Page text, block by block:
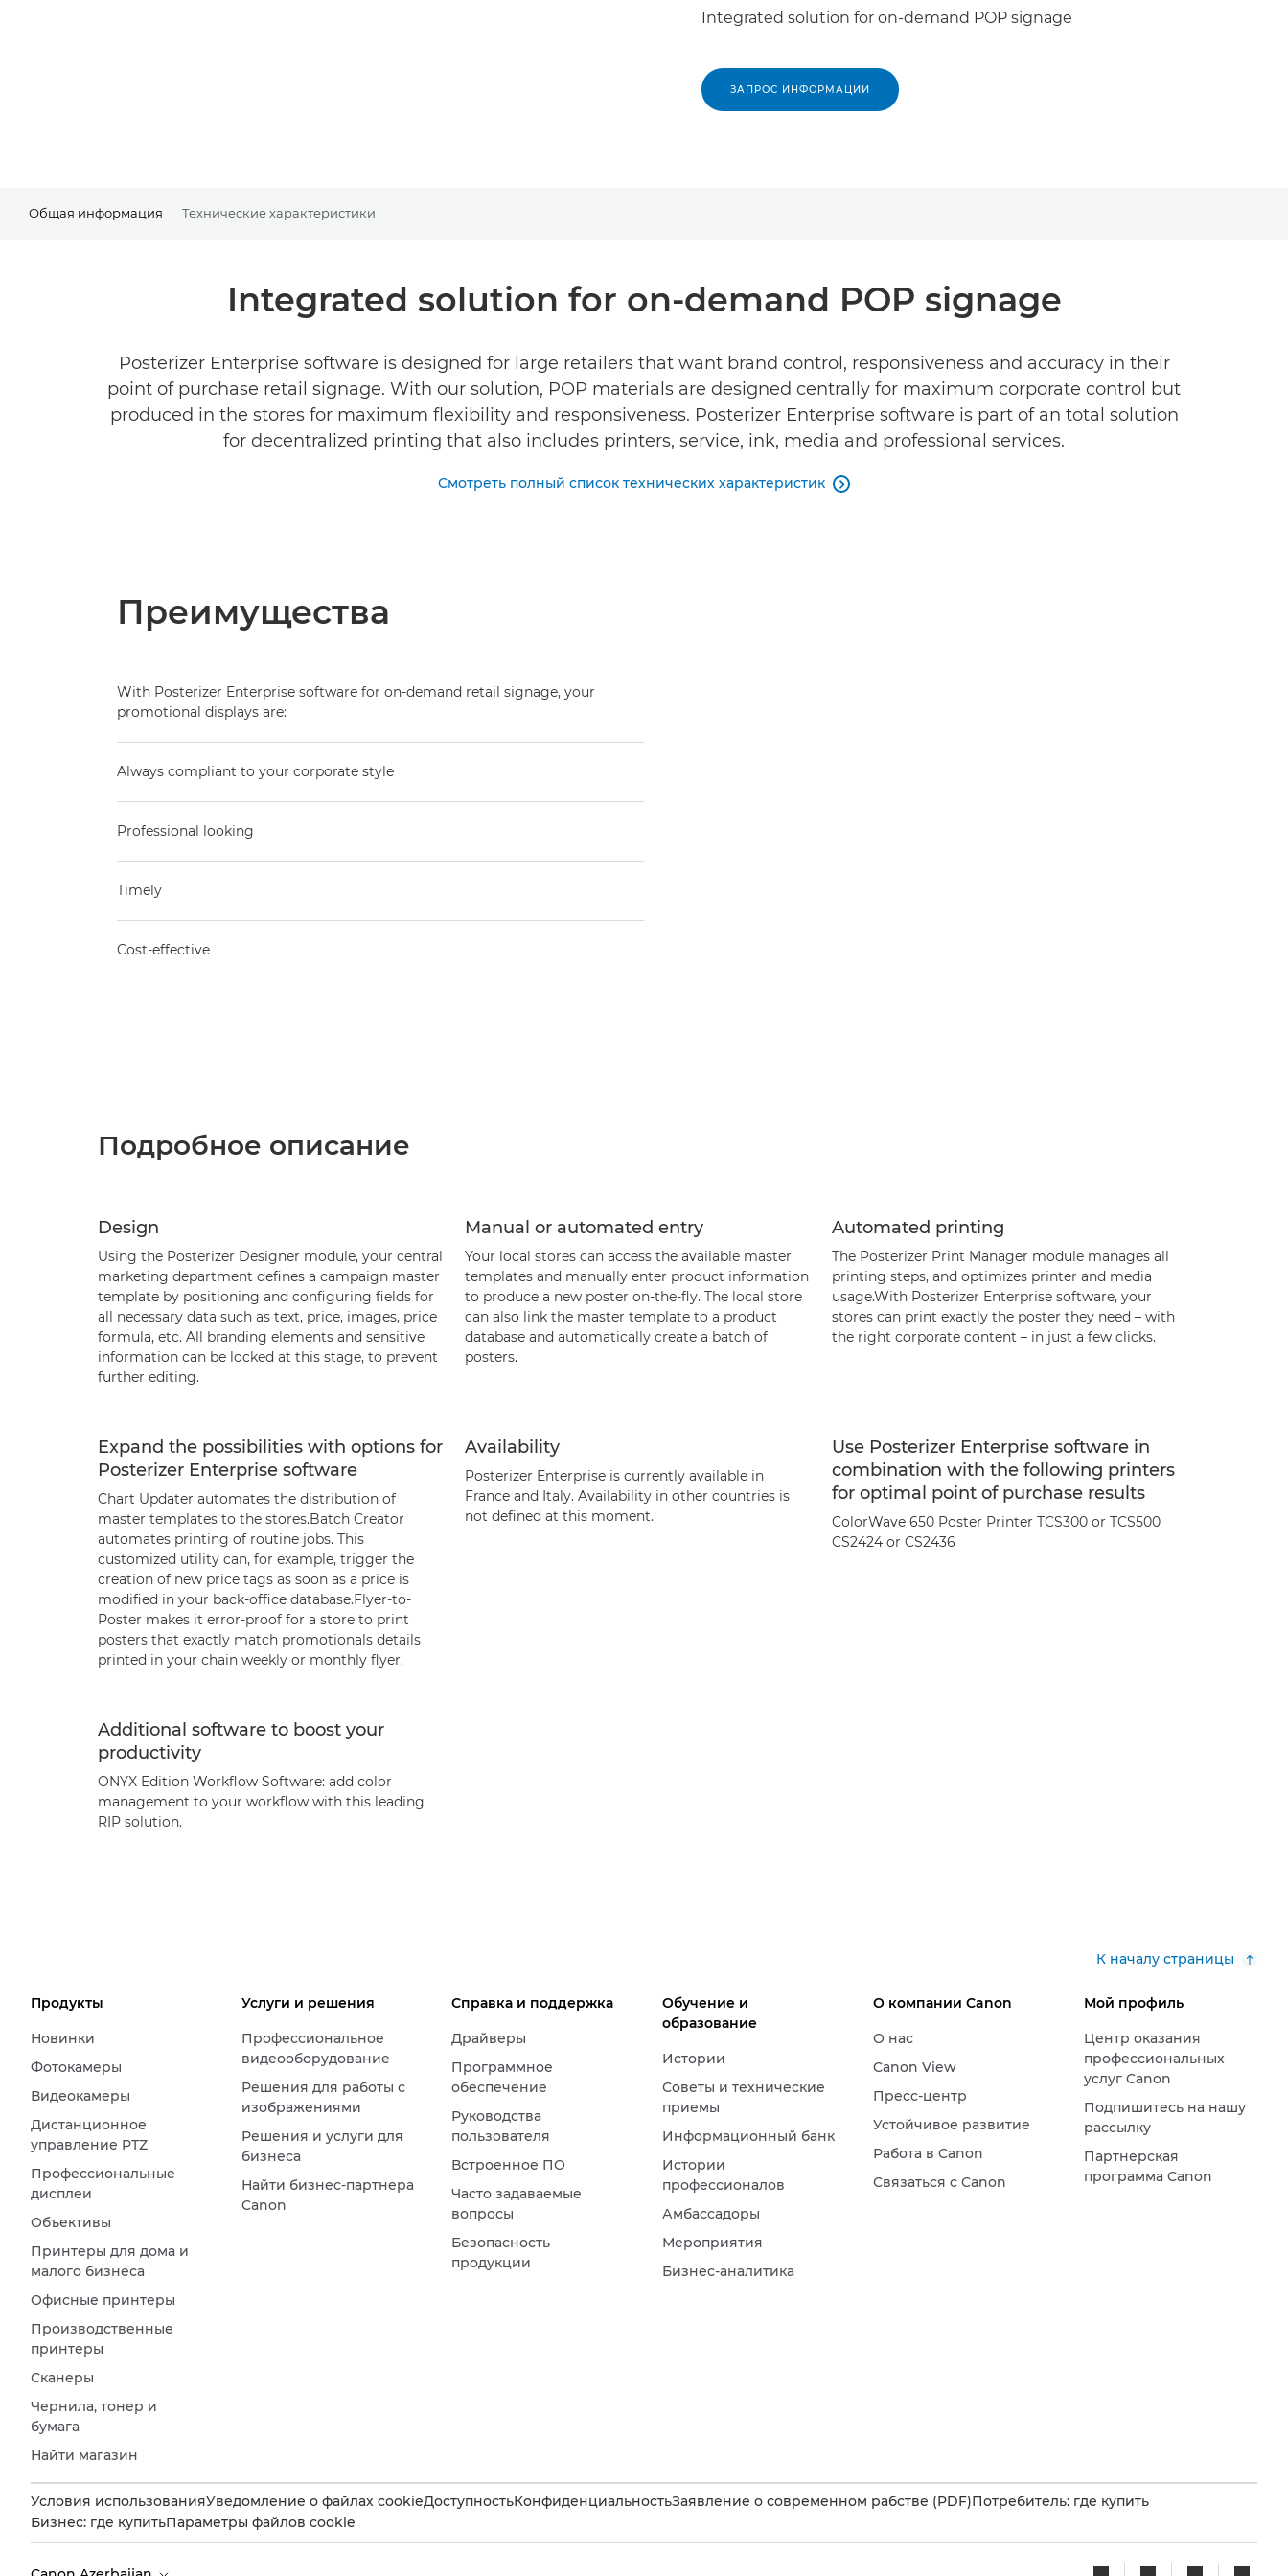
Integrated solution for on-demand POP signage
ЗАПРОС ИНФОРМАЦИИ
Общая информация Технические характеристики
Integrated solution for on-demand POP signage
Posterizer Enterprise software is designed for large retailers that want brand control, responsiveness and accuracy in their
point of purchase retail signage. With our solution, POP materials are designed centrally for maximum corporate control but
produced in the stores for maximum flexibility and responsiveness. Posterizer Enterprise software is part of an total solution
for decentralized printing that also includes printers, service, ink, media and professional services.
Смотреть полный список технических характеристик 
Преимущества
With Posterizer Enterprise software for on-demand retail signage, your
promotional displays are:
Always compliant to your corporate style
Professional looking
Timely
Cost-effective
Подробное описание
Design
Using the Posterizer Designer module, your central
marketing department defines a campaign master
template by positioning and configuring fields for
all necessary data such as text, price, images, price
formula, etc. All branding elements and sensitive
information can be locked at this stage, to prevent
further editing.
Manual or automated entry
Your local stores can access the available master
templates and manually enter product information
to produce a new poster on-the-fly. The local store
can also link the master template to a product
database and automatically create a batch of
posters.
Automated printing
The Posterizer Print Manager module manages all
printing steps, and optimizes printer and media
usage.With Posterizer Enterprise software, your
stores can print exactly the poster they need – with
the right corporate content – in just a few clicks.
Expand the possibilities with options for
Posterizer Enterprise software
Chart Updater automates the distribution of
master templates to the stores.Batch Creator
automates printing of routine jobs. This
customized utility can, for example, trigger the
creation of new price tags as soon as a price is
modified in your back-office database.Flyer-to-
Poster makes it error-proof for a store to print
posters that exactly match promotionals details
printed in your chain weekly or monthly flyer.
Availability
Posterizer Enterprise is currently available in
France and Italy. Availability in other countries is
not defined at this moment.
Use Posterizer Enterprise software in
combination with the following printers
for optimal point of purchase results
ColorWave 650 Poster Printer TCS300 or TCS500
CS2424 or CS2436
Additional software to boost your
productivity
ONYX Edition Workflow Software: add color
management to your workflow with this leading
RIP solution.
К началу страницы
Продукты
Новинки
Фотокамеры
Видеокамеры
Дистанционное
управление PTZ
Профессиональные
дисплеи
Объективы
Принтеры для дома и
малого бизнеса
Офисные принтеры
Производственные
принтеры
Сканеры
Чернила, тонер и
бумага
Найти магазин
Услуги и решения
Профессиональное
видеооборудование
Решения для работы с
изображениями
Решения и услуги для
бизнеса
Найти бизнес-партнера
Canon
Справка и поддержка
Драйверы
Программное
обеспечение
Руководства
пользователя
Встроенное ПО
Часто задаваемые
вопросы
Безопасность
продукции
Обучение и
образование
Истории
Советы и технические
приемы
Информационный банк
Истории
профессионалов
Амбассадоры
Мероприятия
Бизнес-аналитика
О компании Canon
О нас
Canon View
Пресс-центр
Устойчивое развитие
Работа в Canon
Связаться с Canon
Мой профиль
Центр оказания
профессиональных
услуг Canon
Подпишитесь на нашу
рассылку
Партнерская
программа Canon
Условия использованияУведомление о файлах cookieДоступностьКонфиденциальностьЗаявление о современном рабстве (PDF)Потребитель: где купить
Бизнес: где купитьПараметры файлов cookie